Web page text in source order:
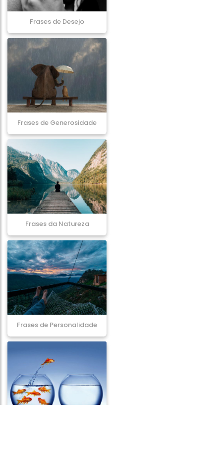
Frases de Desejo
Frases de Generosidade
Frases da Natureza
Frases de Personalidade